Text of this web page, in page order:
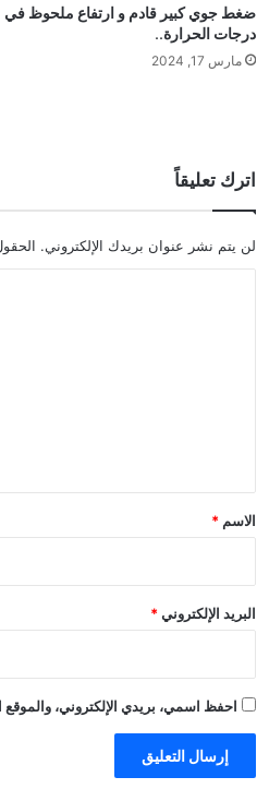
ضغط جوي كبير قادم و ارتفاع ملحوظ في
درجات الحرارة..
مارس 17, 2024
اترك تعليقاً
لن يتم نشر عنوان بريدك الإلكتروني.
*
الاسم *
البريد الإلكتروني *
احفظ اسمي، بريدي الإلكتروني، والموقع